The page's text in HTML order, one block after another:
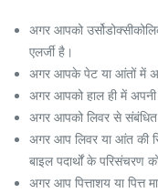
अगर आपको
एलर्जी है।
अगर आपके पेट या आंतों में
अगर आपको हाल ही में
अगर आपको लिवर से
अगर आप लिवर या आंत की
बाइल पदार्थों के परिसंचरण
अगर आप पित्ताशय या पित्त